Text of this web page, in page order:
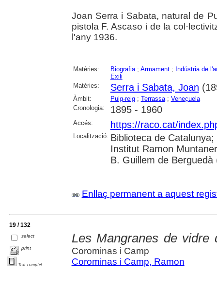
Joan Serra i Sabata, natural de
pistola F. Ascaso i de la
l'any 1936.
Matèries: Biografia; Armament; Indústria de
Exili
Matèries:
Serra i Sabata, Joan
Àmbit: Puig-reig; Terrassa; Veneçuela
Cronologia:
1895 - 1960
Accés: https://raco.cat/
Localització: Biblioteca de
Institut Ramon
B. Guillem de Berguedà
Enllaç permanent a aquest
19 / 132
select
print
Text complet
Les Mangranes de vidre
Corominas i Camp
Corominas i Camp, Ramon